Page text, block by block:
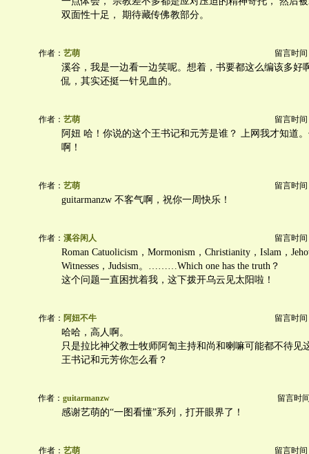
双面性十足， 期待藏传佛教部分。
作者： 艺萌 留言时间
溪谷，我是一边看一边笑呢。想着，书要都这么编该多好
侃，其实还挺一针见血的。
作者： 艺萌 留言时间
阿妞 哈！你说的这个王书记和元芳是谁？ 上网我才知道
啊！
作者： 艺萌 留言时间
guitarmanzw 不客气啊，祝你一周快乐！
作者： 溪谷闲人 留言时间
Roman Catuolicism，Mormonism，Christianity，Islam，
Witnesses，Judsism。………Which one has the truth？
这个问题一直困扰着我，这下拨开乌云见太阳啦！
作者： 阿妞不牛 留言时间
哈哈，高人啊。
只是拉比神父教士牧师阿訇主持和尚和喇嘛可能都不待见
王书记和元芳你怎么看？
作者： guitarmanzw 留言时
感谢艺萌的“一图看懂”系列，打开眼界了！
作者： 艺萌 留言时间